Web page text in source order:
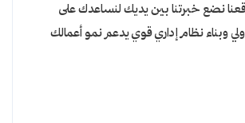
نضع خبرتنا بين يديك لنساعدك على
وبناء نظام إداري قوي يدعم نمو أعمالك